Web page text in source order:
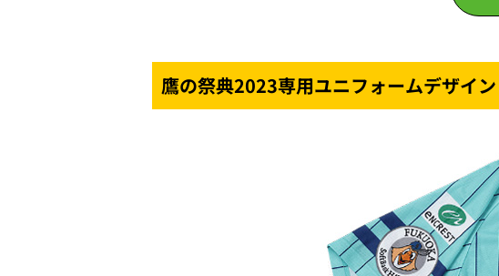
鷹の祭典2023専用ユニフォームデザイン